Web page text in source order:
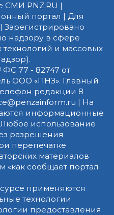
СМИ PNZ.RU |
портал | Для
Зарегистрировано
надзору в сфере
и массовых
77 - 82747 от
ООО «ПНЗ». Главный
редакции 8
| На
информационные
использование
разрешения
перепечатке
материалов
«как сообщает портал
применяются
технологии
предоставления